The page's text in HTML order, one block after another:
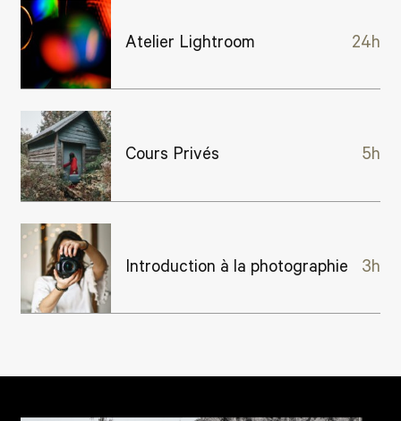
Atelier Lightroom 24h
Cours Privés 5h
Introduction à la photographie 3h